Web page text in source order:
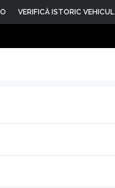
VERIFICĂ ISTORIC VEHICUL